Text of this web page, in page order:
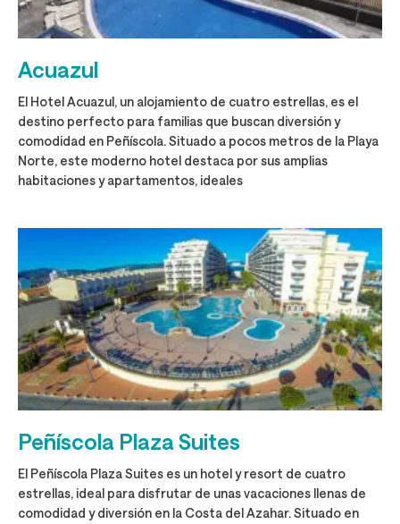
Acuazul
El Hotel Acuazul, un alojamiento de cuatro estrellas, es el
destino perfecto para familias que buscan diversión y
comodidad en Peñíscola. Situado a pocos metros de la Playa
Norte, este moderno hotel destaca por sus amplias
habitaciones y apartamentos, ideales
Peñíscola Plaza Suites
El Peñíscola Plaza Suites es un hotel y resort de cuatro
estrellas, ideal para disfrutar de unas vacaciones llenas de
comodidad y diversión en la Costa del Azahar. Situado en